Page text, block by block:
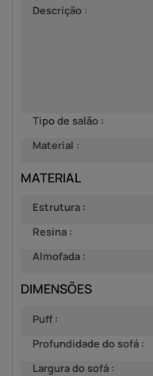
Descrição :
Tipo de salão :
Material :
MATERIAL
Estrutura :
Resina :
Almofada :
DIMENSÕES
Puff :
Profundidade do sofá :
Largura do sofá :